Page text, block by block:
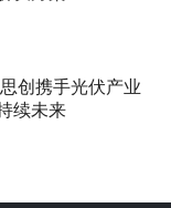
创携手光伏产业
续未来